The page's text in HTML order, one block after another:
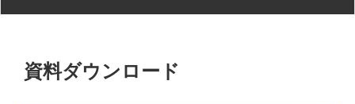
資料ダウンロード